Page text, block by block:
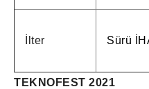
İlter Sürü
TEKNOFEST 2021